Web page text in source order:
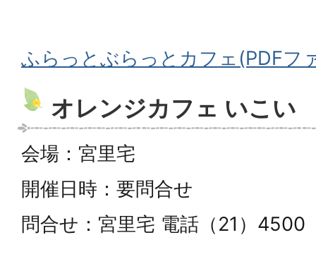
ふらっとぶらっとカフェ(PDFフ
オレンジカフェ いこい
会場：宮里宅
開催日時：要問合せ
問合せ：宮里宅 電話（21）4500